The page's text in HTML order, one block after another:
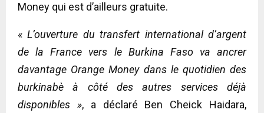
Money qui est d’ailleurs gratuite.
«L’ouverture du transfert international d’argent
de la France vers le Burkina Faso va ancrer
davantage Orange Money dans le quotidien des
burkinabè à côté des autres services déjà
disponibles », a déclaré Ben Cheick Haidara,